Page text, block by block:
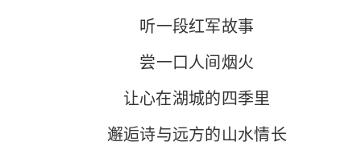
听一段红军故事
尝一口人间烟火
让心在湖城的四季里
邂逅诗与远方的山水情长